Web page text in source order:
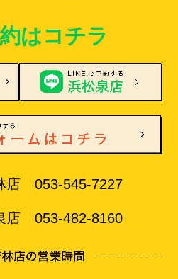
はコチラ
店 053-545-7227
店 053-482-8160